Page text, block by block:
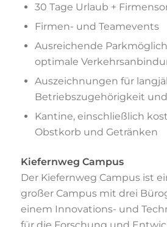
30 Tage Urlaub +
Firmen- und Teamevents
Ausreichende
optimale
Auszeichnungen für
Betriebszugehörigkeit
Kantine, einschließlich
Obstkorb und Getränken
Kiefernweg Campus
Der Kiefernweg Campus ist
großer Campus mit drei
einem Innovations- und